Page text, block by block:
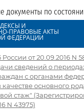
документы по
И
ПРАВОВЫЕ АКТЫ
ФЕДЕРАЦИИ
от 20.09.2016 N
сведений о
с органами
качестве основного
стаж"
N 43975)